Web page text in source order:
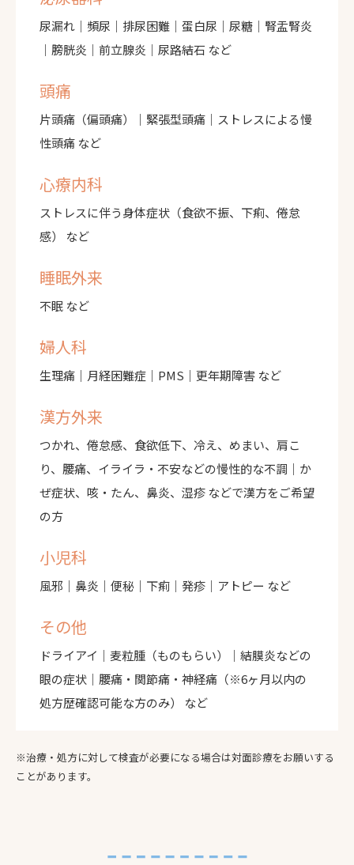
尿漏れ｜頻尿｜排尿困難｜蛋白尿｜尿糖｜腎盂腎炎
｜膀胱炎｜前立腺炎｜尿路結石 など
頭痛
片頭痛（偏頭痛）｜緊張型頭痛｜ストレスによる慢
性頭痛 など
心療内科
ストレスに伴う身体症状（食欲不振、下痢、倦怠
感） など
睡眠外来
不眠 など
婦人科
生理痛｜月経困難症｜PMS｜更年期障害 など
漢方外来
つかれ、倦怠感、食欲低下、冷え、めまい、肩こ
り、腰痛、イライラ・不安などの慢性的な不調｜か
ぜ症状、咳・たん、鼻炎、湿疹 などで漢方をご希望
の方
小児科
風邪｜鼻炎｜便秘｜下痢｜発疹｜アトピー など
その他
ドライアイ｜麦粒腫（ものもらい）｜結膜炎などの
眼の症状｜腰痛・関節痛・神経痛（※6ヶ月以内の
処方歴確認可能な方のみ） など
※治療・処方に対して検査が必要になる場合は対面診療をお願いする
ことがあります。